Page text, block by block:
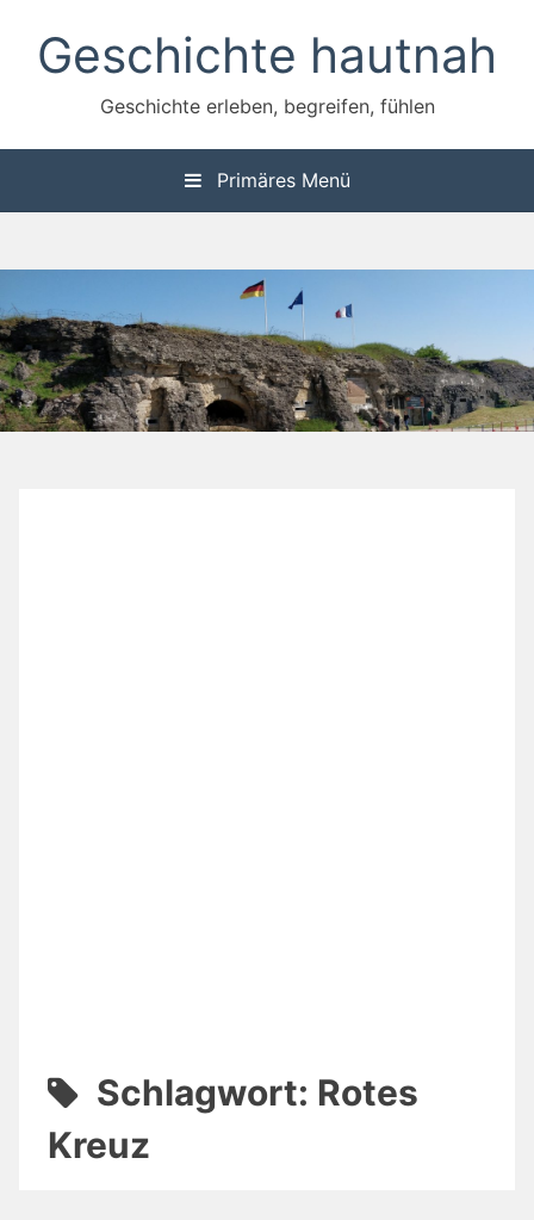
Inhalt
springenGeschichte hautnah
Geschichte erleben, begreifen, fühlen
Primäres Menü
Schlagwort: Rotes
Kreuz